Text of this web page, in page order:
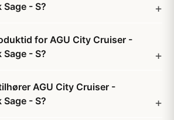
- S?
for AGU City Cruiser -
- S?
AGU City Cruiser -
- S?